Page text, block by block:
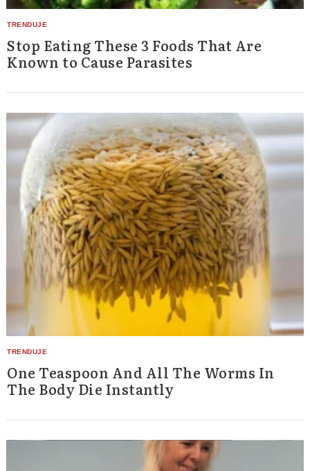
Stop Eating These 3 Foods That Are
Known to Cause Parasites
One Teaspoon And All The Worms In
The Body Die Instantly